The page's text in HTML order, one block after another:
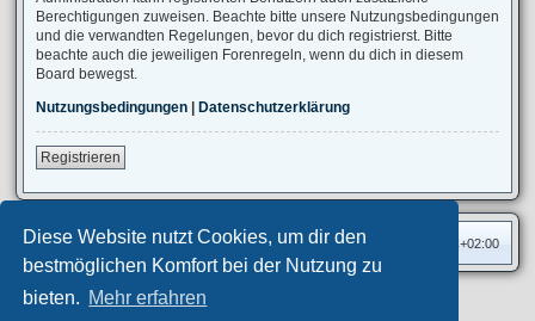
Diese Website nutzt Cookies, um dir den
bestmöglichen Komfort bei der Nutzung zu
bieten. Mehr erfahren
Berechtigungen zuweisen. Beachte bitte unsere Nutzungsbedingungen
und die verwandten Regelungen, bevor du dich registrierst. Bitte
beachte auch die jeweiligen Forenregeln, wenn du dich in diesem
Board bewegst.
Nutzungsbedingungen | Datenschutzerklärung
Registrieren
Foren-Übersicht Alle Zeiten sind UTC+02:00
Privates Forum ©